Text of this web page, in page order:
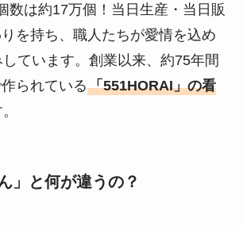
数は約17万個！当日生産・当日販
を持ち、職人たちが愛情を込め
ています。創業以来、約75年間
られている「551HORAI」の看
」と何が違うの？